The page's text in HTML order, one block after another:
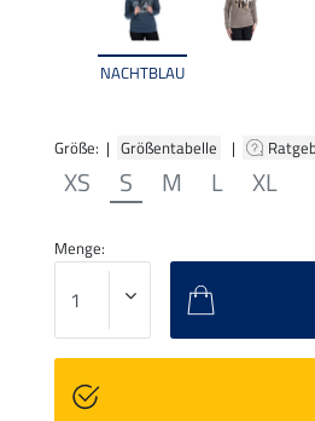
NACHTBLAU
Größe: | Größentabelle |
XS S M L XL
Menge: